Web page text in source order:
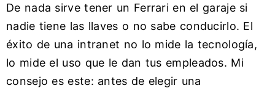
De nada sirve tener un Ferrari en el garaje si
nadie tiene las llaves o no sabe conducirlo. El
éxito de una intranet no lo mide la tecnología,
lo mide el uso que le dan tus empleados. Mi
consejo es este: antes de elegir una